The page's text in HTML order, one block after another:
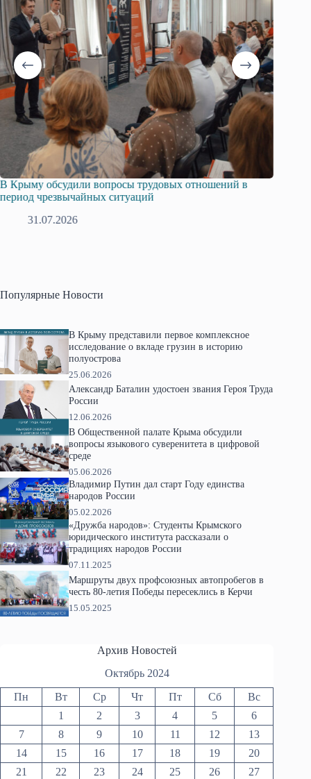
В Крыму обсудили вопросы трудовых отношений в
период чрезвычайных ситуаций
31.07.2026
Популярные Новости
В Крыму представили первое комплексное
исследование о вкладе грузин в историю
полуострова
25.06.2026
Александр Баталин удостоен звания Героя Труда
России
12.06.2026
В Общественной палате Крыма обсудили
вопросы языкового суверенитета в цифровой
среде
05.06.2026
Владимир Путин дал старт Году единства
народов России
05.02.2026
«Дружба народов»: Студенты Крымского
юридического института рассказали о
традициях народов России
07.11.2025
Маршруты двух профсоюзных автопробегов в
честь 80-летия Победы пересеклись в Керчи
15.05.2025
Архив Новостей
Октябрь 2024
Пн Вт Ср Чт Пт Сб
Вс
1
2 3 4 5
6
7
8 9 10 11 12
13
14
15 16 17 18 19
20
21
22 23 24 25 26
27